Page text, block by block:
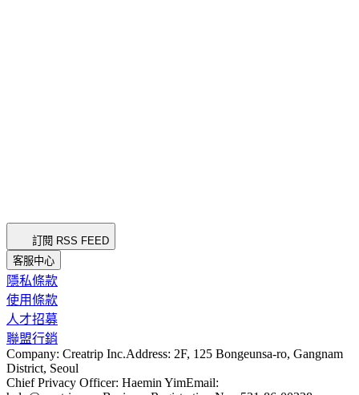
訂閱 RSS FEED
客服中心
隱私條款
使用條款
人才招募
聯盟行銷
Company: Creatrip Inc.Address: 2F, 125 Bongeunsa-ro, Gangnam
District, Seoul
Chief Privacy Officer: Haemin YimEmail: